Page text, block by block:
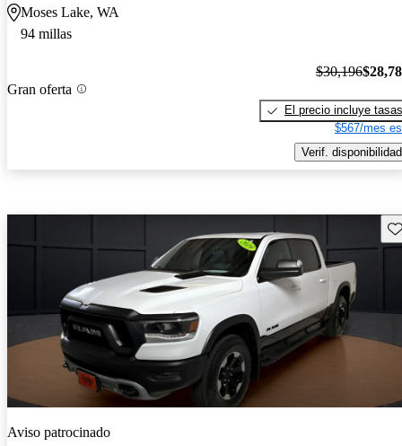
Moses Lake, WA
94 millas
Gran oferta
$30,196
El precio incluye tasas
$567/mes
Verif. disponibilidad
Aviso patrocinado